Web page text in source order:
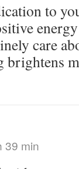
to
care
brightens
39 min